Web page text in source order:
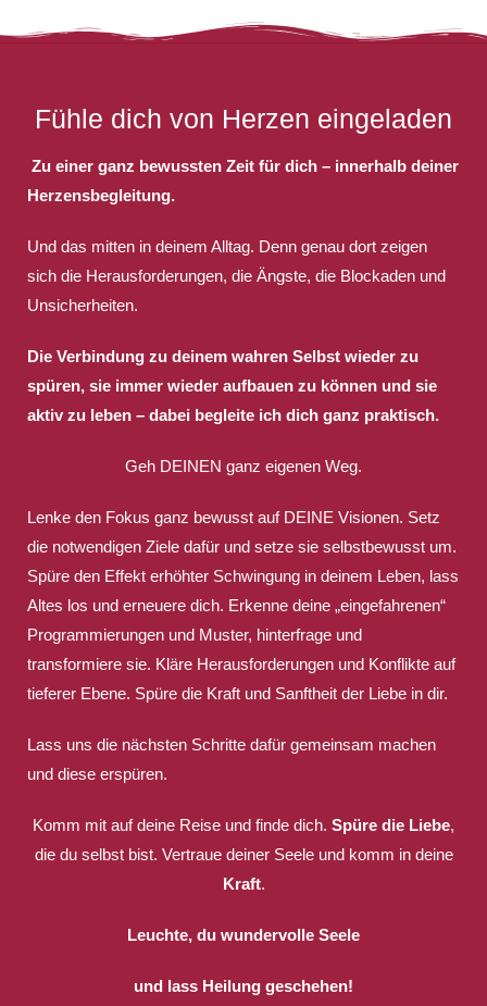
Fühle dich von Herzen eingeladen
Zu einer ganz bewussten Zeit für dich – innerhalb deiner
Herzensbegleitung.
Und das mitten in deinem Alltag. Denn genau dort zeigen
sich die Herausforderungen, die Ängste, die Blockaden und
Unsicherheiten.
Die Verbindung zu deinem wahren Selbst wieder zu
spüren, sie immer wieder aufbauen zu können und sie
aktiv zu leben – dabei begleite ich dich ganz praktisch.
Geh DEINEN ganz eigenen Weg.
Lenke den Fokus ganz bewusst auf DEINE Visionen. Setz
die notwendigen Ziele dafür und setze sie selbstbewusst um.
Spüre den Effekt erhöhter Schwingung in deinem Leben, lass
Altes los und erneuere dich. Erkenne deine „eingefahrenen“
Programmierungen und Muster, hinterfrage und
transformiere sie. Kläre Herausforderungen und Konflikte auf
tieferer Ebene. Spüre die Kraft und Sanftheit der Liebe in dir.
Lass uns die nächsten Schritte dafür gemeinsam machen
und diese erspüren.
Komm mit auf deine Reise und finde dich. Spüre die Liebe,
die du selbst bist. Vertraue deiner Seele und komm in deine
Kraft.
Leuchte, du wundervolle Seele
und lass Heilung geschehen!